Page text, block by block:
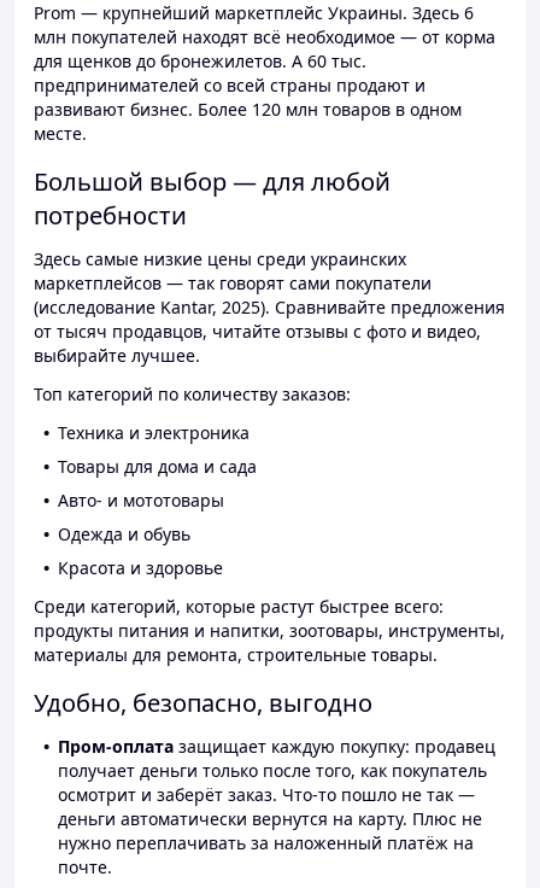
Prom — крупнейший маркетплейс Украины. Здесь 6
млн покупателей находят всё необходимое — от корма
для щенков до бронежилетов. А 60 тыс.
предпринимателей со всей страны продают и
развивают бизнес. Более 120 млн товаров в одном
месте.
Большой выбор — для любой
потребности
Здесь самые низкие цены среди украинских
маркетплейсов — так говорят сами покупатели
(исследование Kantar, 2025). Сравнивайте предложения
от тысяч продавцов, читайте отзывы с фото и видео,
выбирайте лучшее.
Топ категорий по количеству заказов:
Техника и электроника
Товары для дома и сада
Авто- и мототовары
Одежда и обувь
Красота и здоровье
Среди категорий, которые растут быстрее всего:
продукты питания и напитки, зоотовары, инструменты,
материалы для ремонта, строительные товары.
Удобно, безопасно, выгодно
Пром-оплата защищает каждую покупку: продавец
получает деньги только после того, как покупатель
осмотрит и заберёт заказ. Что-то пошло не так —
деньги автоматически вернутся на карту. Плюс не
нужно переплачивать за наложенный платёж на
почте.